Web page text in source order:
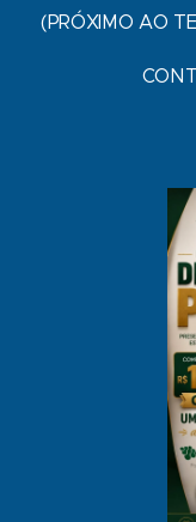
(PRÓXIMO AO